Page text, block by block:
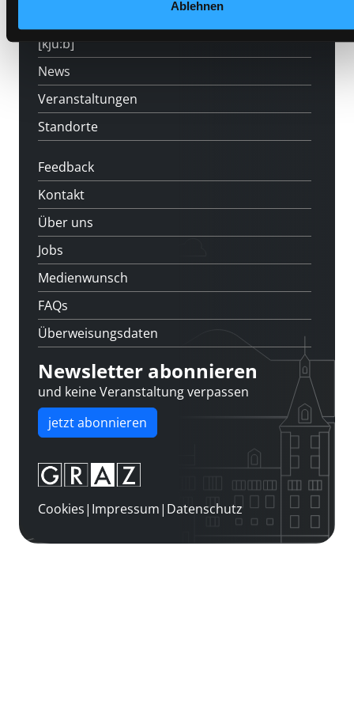
Ablehnen
[kju:b]
News
Veranstaltungen
Standorte
Feedback
Kontakt
Über uns
Jobs
Medienwunsch
FAQs
Überweisungsdaten
Newsletter abonnieren
und keine Veranstaltung verpassen
jetzt abonnieren
Cookies| Impressum| Datenschutz